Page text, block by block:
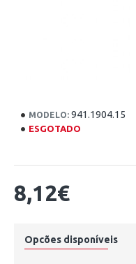
MODELO: 941.1904.15
ESGOTADO
8,12€
Opcões disponíveis